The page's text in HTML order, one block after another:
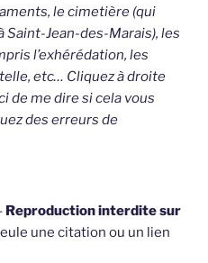
le cimetière (qui
Saint-Jean-des-Marais), les
l’exhérédation, les
etc… Cliquez à droite
de me dire si cela vous
des erreurs de
Reproduction interdite sur
une citation ou un lien